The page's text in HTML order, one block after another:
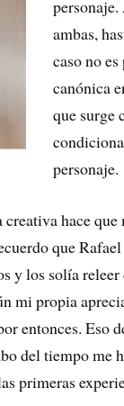
ambas,
caso no
canónica
que surge
personaje.
hace que
que
y los solía
mi propia
entonces. Eso
del tiempo me
primeras